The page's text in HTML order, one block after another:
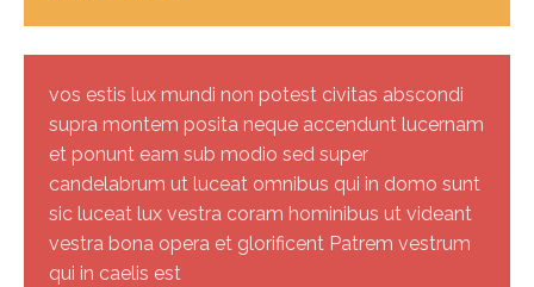
vos estis lux mundi non potest civitas abscondi
supra montem posita neque accendunt lucernam
et ponunt eam sub modio sed super
candelabrum ut luceat omnibus qui in domo sunt
sic luceat lux vestra coram hominibus ut videant
vestra bona opera et glorificent Patrem vestrum
qui in caelis est